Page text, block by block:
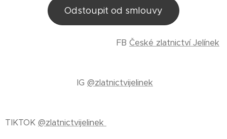
Odstoupit od smlouvy
FB České zlatnictví Jelínek
IG @zlatnictvijelinek
TIKTOK @zlatnictvijelinek